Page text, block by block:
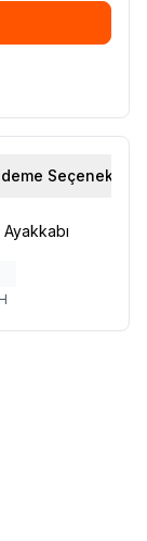
Seçenekleri